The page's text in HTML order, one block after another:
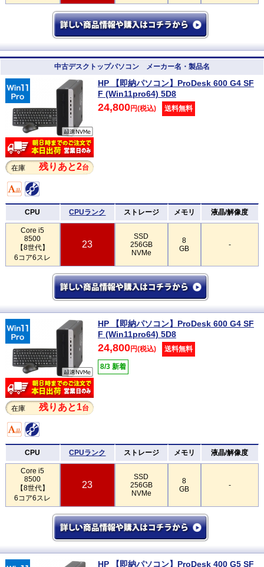
中古デスクトップパソコン メーカー名・製品名
在庫 残りあと2台
HP 【即納パソコン】ProDesk 600 G4 SF
F (Win11pro64) 5D8
24,800円(税込) 送料無料
CPU CPUランク ストレージ メモリ 液晶/解像度
Core i5
8500
【8世代】
6コア6スレ
23
SSD
256GB
NVMe
8
GB
-
在庫 残りあと1台
HP 【即納パソコン】ProDesk 600 G4 SF
F (Win11pro64) 5D8
24,800円(税込) 送料無料
8/3 新着
CPU CPUランク ストレージ メモリ 液晶/解像度
Core i5
8500
【8世代】
6コア6スレ
23
SSD
256GB
NVMe
8
GB
-
HP 【即納パソコン】ProDesk 400 G5 SF